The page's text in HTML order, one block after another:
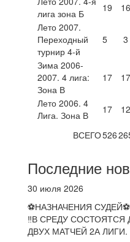
лига зона Б
19 16
Лето 2007.
Переходный
турнир 4-й
5 3
Зима 2006-
2007. 4 лига:
Зона В
17 17
Лето 2006. 4
Лига. Зона В
17 12
ВСЕГО526
Последние
30 июля 2026
⚽НАЗНАЧЕНИЯ СУДЕЙ⚽
‼В СРЕДУ СОСТОЯТСЯ
ДВУХ МАТЧЕЙ 2А